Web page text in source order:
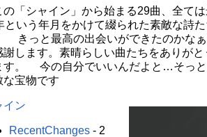
「シャイン」から始まる29曲、全て
という年月をかけて綴られた素敵な詩
きっと最高の出会いができたのかな
謝します。素晴らしい曲たちをありが
す。 今の自分でいいんだよと…そっ
な宝物です
イン
RecentChanges - 2